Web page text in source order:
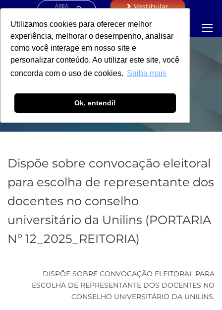
Utilizamos cookies para oferecer melhor
experiência, melhorar o desempenho, analisar
como você interage em nosso site e
personalizar conteúdo. Ao utilizar este site, você
concorda com o uso de cookies. Saiba mais
Ok, entendi!
ÁREA
Vestibular
PORTARIA -
REITORIA
Dispõe sobre convocação eleitoral
para escolha de representante dos
docentes no conselho
universitário da Unilins (PORTARIA
Nº 12_2025_REITORIA)
DISPÕE SOBRE CONVOCAÇÃO ELEITORAL PARA
ESCOLHA DE REPRESENTANTE DOS DOCENTES NO
CONSELHO UNIVERSITÁRIO DA UNILINS.